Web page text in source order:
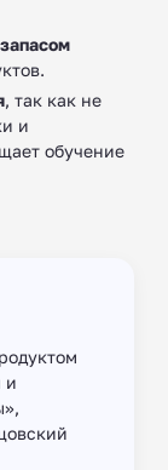
, так как не
и
обучение
и